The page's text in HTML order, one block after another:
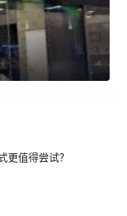
更值得尝试？